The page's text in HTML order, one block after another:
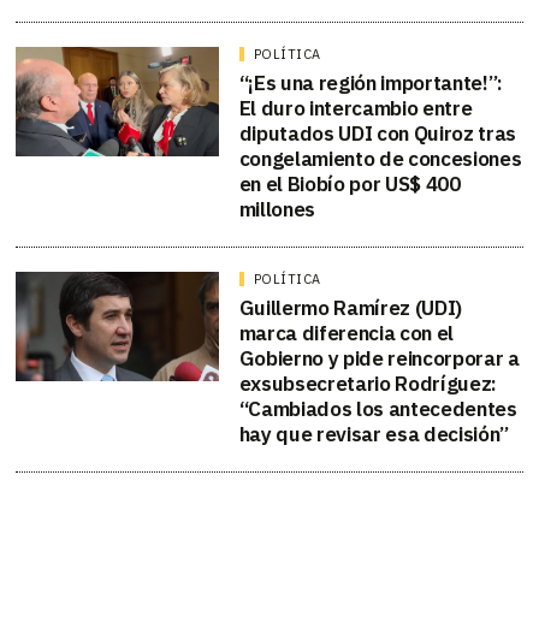
POLÍTICA
“¡Es una región importante!”:
El duro intercambio entre
diputados UDI con Quiroz tras
congelamiento de concesiones
en el Biobío por US$ 400
millones
POLÍTICA
Guillermo Ramírez (UDI)
marca diferencia con el
Gobierno y pide reincorporar a
exsubsecretario Rodríguez:
“Cambiados los antecedentes
hay que revisar esa decisión”